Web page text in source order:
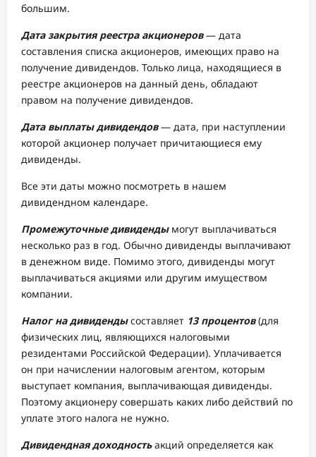
большим.
Дата закрытия реестра акционеров— дата
составления списка акционеров, имеющих право на
получение дивидендов. Только лица, находящиеся в
реестре акционеров на данный день, обладают
правом на получение дивидендов.
Дата выплаты дивидендов— дата, при наступлении
которой акционер получает причитающиеся ему
дивиденды.
Все эти даты можно посмотреть в нашем
дивидендном календаре.
Промежуточные дивидендымогут выплачиваться
несколько раз в год. Обычно дивиденды выплачивают
в денежном виде. Помимо этого, дивиденды могут
выплачиваться акциями или другим имуществом
компании.
Налог на дивидендысоставляет 13 процентов(для
физических лиц, являющихся налоговыми
резидентами Российской Федерации). Уплачивается
он при начислении налоговым агентом, которым
выступает компания, выплачивающая дивиденды.
Поэтому акционеру совершать каких либо действий по
уплате этого налога не нужно.
Дивидендная доходностьакций определяется как